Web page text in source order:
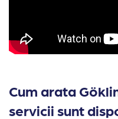
Cum arata
servicii sunt